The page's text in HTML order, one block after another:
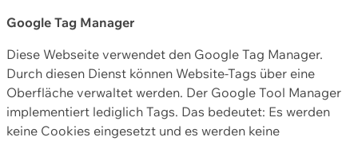
Google Tag Manager
Diese Webseite verwendet den Google Tag Manager.
Durch diesen Dienst können Website-Tags über eine
Oberfläche verwaltet werden. Der Google Tool Manager
implementiert lediglich Tags. Das bedeutet: Es werden
keine Cookies eingesetzt und es werden keine